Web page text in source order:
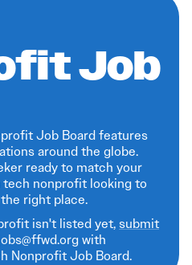
Job
Job Board features
around the globe.
ready to match your
tech nonprofit looking to
right place.
isn't listed yet,submit
with
Nonprofit Job Board.